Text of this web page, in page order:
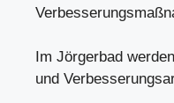
Im Jörgerbad
und